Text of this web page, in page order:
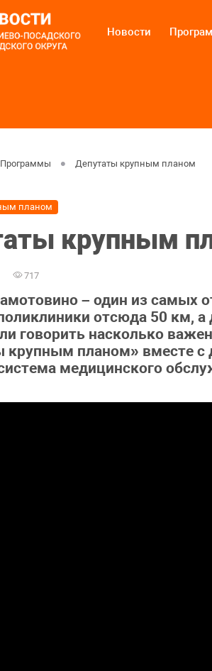
Новости
Программы Депутаты крупным планом
планом
крупным
717
– один из самых
отсюда 50 км,
говорить насколько
крупным планом» вместе
медицинского